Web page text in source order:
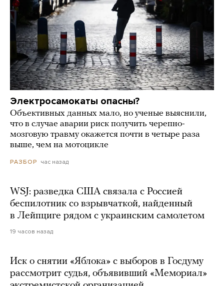
Электросамокаты опасны?
Объективных данных мало, но ученые выяснили,
что в случае аварии риск получить черепно-
мозговую травму окажется почти в четыре раза
выше, чем на мотоцикле
РАЗБОР час назад
WSJ: разведка США связала с Россией
беспилотник со взрывчаткой, найденный
в Лейпциге рядом с украинским самолетом
19 часов назад
Иск о снятии «Яблока» с выборов в Госдуму
рассмотрит судья, объявивший «Мемориал»